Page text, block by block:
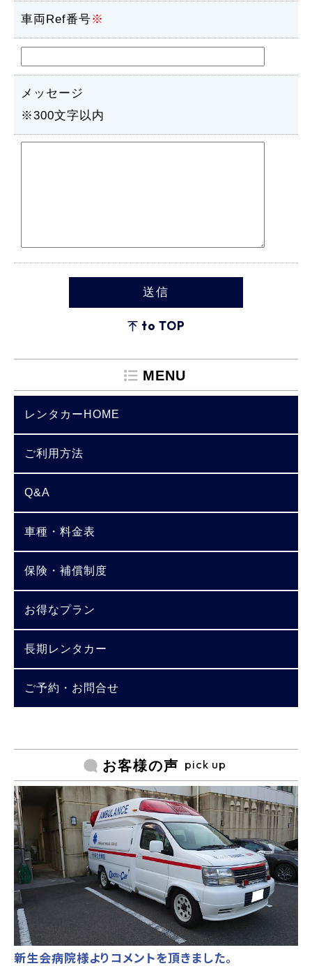
車両Ref番号※
メッセージ
※300文字以内
to TOP
MENU
レンタカーHOME
ご利用方法
Q&A
車種・料金表
保険・補償制度
お得なプラン
長期レンタカー
ご予約・お問合せ
お客様の声 pick up
新生会病院様よりコメントを頂きました。